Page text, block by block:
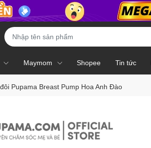
Maymom Shopee Tin tức
Pupama Breast Pump Hoa Anh Đào